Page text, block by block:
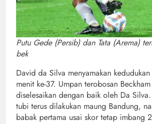
Putu Gede (Persib) dan Tata (Arema)
bek
David da Silva menyamakan
menit ke-37. Umpan terobosan
diselesaikan dengan baik oleh Da Silva.
tubi terus dilakukan maung Bandung,
babak pertama usai skor tetap imbang